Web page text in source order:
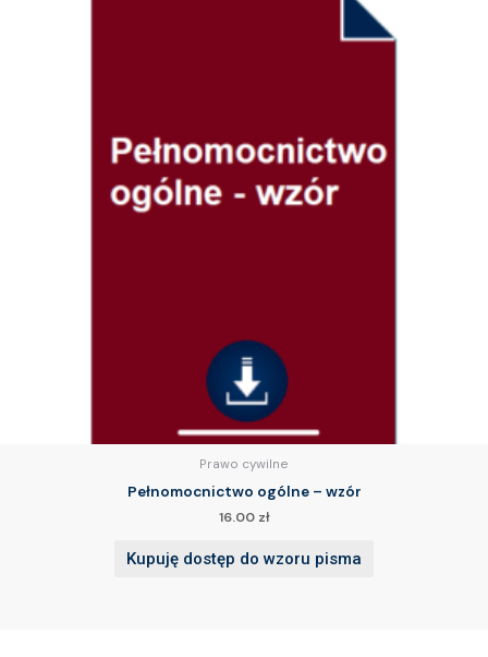
Prawo cywilne
Pełnomocnictwo ogólne – wzór
16.00 zł
Kupuję dostęp do wzoru pisma